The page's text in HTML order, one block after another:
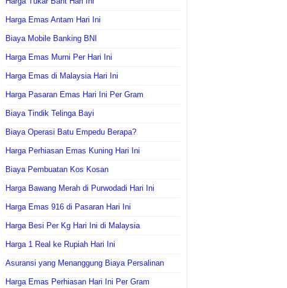
Harga Emas Antam Hari Ini
Biaya Mobile Banking BNI
Harga Emas Murni Per Hari Ini
Harga Emas di Malaysia Hari Ini
Harga Pasaran Emas Hari Ini Per Gram
Biaya Tindik Telinga Bayi
Biaya Operasi Batu Empedu Berapa?
Harga Perhiasan Emas Kuning Hari Ini
Biaya Pembuatan Kos Kosan
Harga Bawang Merah di Purwodadi Hari Ini
Harga Emas 916 di Pasaran Hari Ini
Harga Besi Per Kg Hari Ini di Malaysia
Harga 1 Real ke Rupiah Hari Ini
Asuransi yang Menanggung Biaya Persalinan
Harga Emas Perhiasan Hari Ini Per Gram